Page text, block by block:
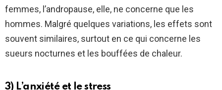
femmes, l’andropause, elle, ne concerne que les
hommes. Malgré quelques variations, les effets sont
souvent similaires, surtout en ce qui concerne les
sueurs nocturnes et les bouffées de chaleur.
3) L’anxiété et le stress